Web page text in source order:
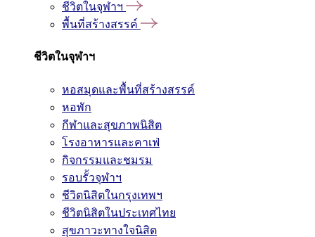
ชีวิตในจุฬาฯ
พื้นที่สร้างสรรค์
ชีวิตในจุฬาฯ
หอสมุดและพื้นที่สร้างสรรค์
หอพัก
กีฬาและสุขภาพนิสิต
โรงอาหารและคาเฟ่
กิจกรรมและชมรม
รอบรั้วจุฬาฯ
ชีวิตนิสิตในกรุงเทพฯ
ชีวิตนิสิตในประเทศไทย
สุขภาวะทางใจนิสิต